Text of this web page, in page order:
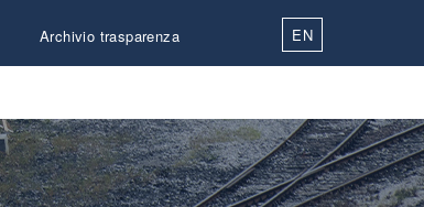
Archivio trasparenza EN